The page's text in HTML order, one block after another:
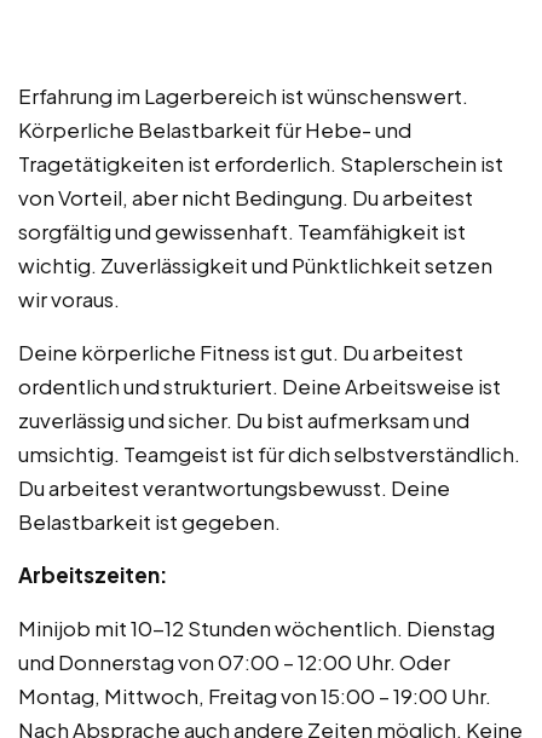
Erfahrung im Lagerbereich ist wünschenswert.
Körperliche Belastbarkeit für Hebe- und
Tragetätigkeiten ist erforderlich. Staplerschein ist
von Vorteil, aber nicht Bedingung. Du arbeitest
sorgfältig und gewissenhaft. Teamfähigkeit ist
wichtig. Zuverlässigkeit und Pünktlichkeit setzen
wir voraus.
Deine körperliche Fitness ist gut. Du arbeitest
ordentlich und strukturiert. Deine Arbeitsweise ist
zuverlässig und sicher. Du bist aufmerksam und
umsichtig. Teamgeist ist für dich selbstverständlich.
Du arbeitest verantwortungsbewusst. Deine
Belastbarkeit ist gegeben.
Arbeitszeiten:
Minijob mit 10-12 Stunden wöchentlich. Dienstag
und Donnerstag von 07:00 – 12:00 Uhr. Oder
Montag, Mittwoch, Freitag von 15:00 – 19:00 Uhr.
Nach Absprache auch andere Zeiten möglich. Keine